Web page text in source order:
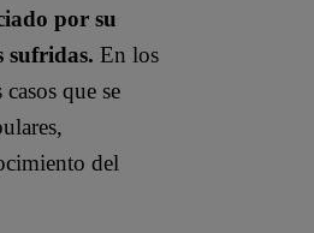
por su
sufridas. En los
que se
del